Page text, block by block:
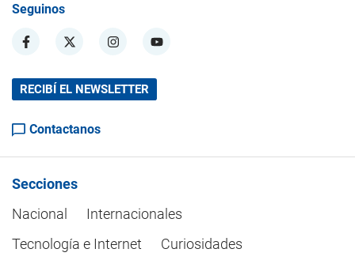
Seguinos
RECIBÍ EL NEWSLETTER
Contactanos
Secciones
Nacional
Internacionales
Tecnología e Internet
Curiosidades